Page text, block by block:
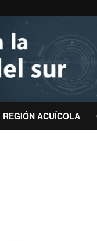
REGIÓN ACUÍCOLA